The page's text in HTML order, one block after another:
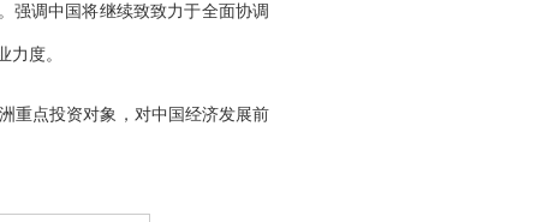
强调中国将继续致致力于全面协调
度。
重点投资对象，对中国经济发展前